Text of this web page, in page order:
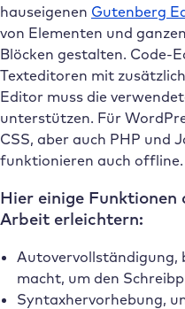
hauseigenen Gutenberg
von Elementen und
Blöcken gestalten. Code-
Texteditoren mit
Editor muss die
unterstützen. Für
CSS, aber auch PHP und
funktionieren auch offline.
Hier einige Funktionen
Arbeit erleichtern:
Autovervollständigung,
macht, um den
Syntaxhervorhebung,